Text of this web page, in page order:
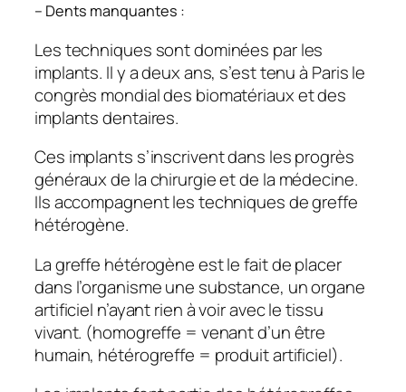
– Dents manquantes :
Les techniques sont dominées par les
implants. Il y a deux ans, s’est tenu à Paris le
congrès mondial des biomatériaux et des
implants dentaires.
Ces implants s’inscrivent dans les progrès
généraux de la chirurgie et de la médecine.
Ils accompagnent les techniques de greffe
hétérogène.
La greffe hétérogène est le fait de placer
dans l’organisme une substance, un organe
artificiel n’ayant rien à voir avec le tissu
vivant. (homogreffe = venant d’un être
humain, hétérogreffe = produit artificiel).